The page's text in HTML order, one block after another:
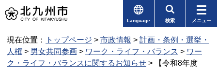
Language 検索 メニュー
現在位置： トップページ > 市政情報 > 計画・条例・選挙・
人権 > 男女共同参画 > ワーク・ライフ・バランス > ワー
ク・ライフ・バランスに関するお知らせ > 【令和8年度